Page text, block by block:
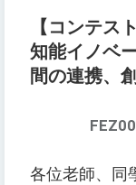
【コンテス
知能イノベ
間の連携、
各位老師、同